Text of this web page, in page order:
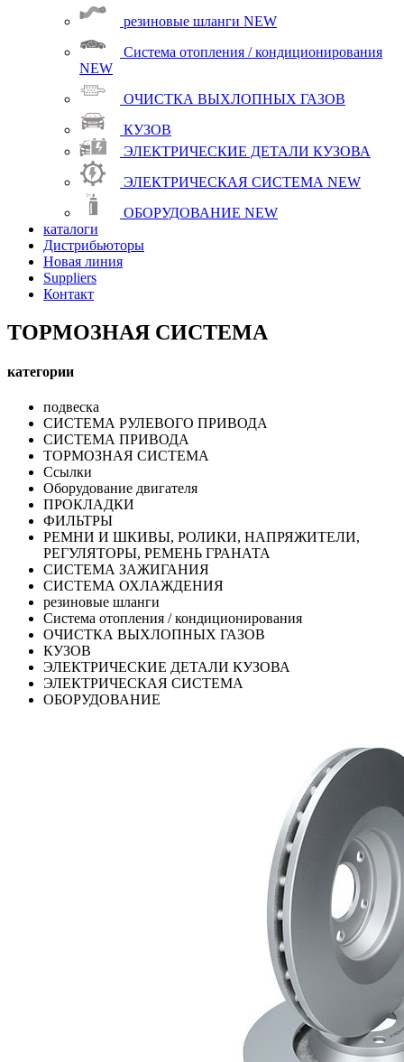
резиновые шланги NEW
Система отопления / кондиционирования
NEW
ОЧИСТКА ВЫХЛОПНЫХ ГАЗОВ
КУЗОВ
ЭЛЕКТРИЧЕСКИЕ ДЕТАЛИ КУЗОВА
ЭЛЕКТРИЧЕСКАЯ СИСТЕМА NEW
ОБОРУДОВАНИЕ NEW
каталоги
Дистрибьюторы
Новая линия
Suppliers
Контакт
ТОРМОЗНАЯ СИСТЕМА
категории
подвеска
СИСТЕМА РУЛЕВОГО ПРИВОДА
СИСТЕМА ПРИВОДА
ТОРМОЗНАЯ СИСТЕМА
Ссылки
Оборудование двигателя
ПРОКЛАДКИ
ФИЛЬТРЫ
РЕМНИ И ШКИВЫ, РОЛИКИ, НАПРЯЖИТЕЛИ,
РЕГУЛЯТОРЫ, РЕМЕНЬ ГРАНАТА
СИСТЕМА ЗАЖИГАНИЯ
СИСТЕМА ОХЛАЖДЕНИЯ
резиновые шланги
Система отопления / кондиционирования
ОЧИСТКА ВЫХЛОПНЫХ ГАЗОВ
КУЗОВ
ЭЛЕКТРИЧЕСКИЕ ДЕТАЛИ КУЗОВА
ЭЛЕКТРИЧЕСКАЯ СИСТЕМА
ОБОРУДОВАНИЕ